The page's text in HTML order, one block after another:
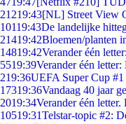
21219:43[NL] Street View
10119:43De landelijke
21419:42Bloemen/planten
14819:42Verander één
5519:39Verander één
219:36UEFA Super Cup
17319:36Vandaag 40 jaar
2019:34Verander één
10519:31Telstar-topic #2: